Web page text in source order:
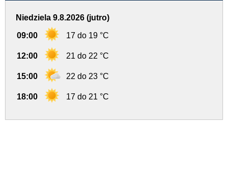
Niedziela 9.8.2026 (jutro)
09:00 17 do 19 °C
12:00 21 do 22 °C
15:00 22 do 23 °C
18:00 17 do 21 °C